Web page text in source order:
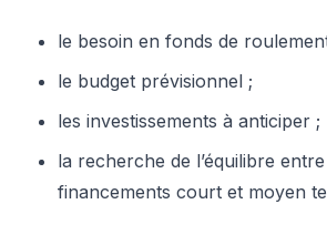
le besoin en fonds de
le budget prévisionnel ;
les investissements à anticiper ;
la recherche de l’équilibre
financements court et moyen